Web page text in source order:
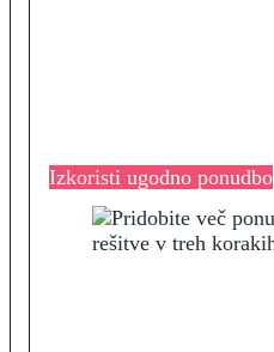
Izkoristi ugodno ponudbo